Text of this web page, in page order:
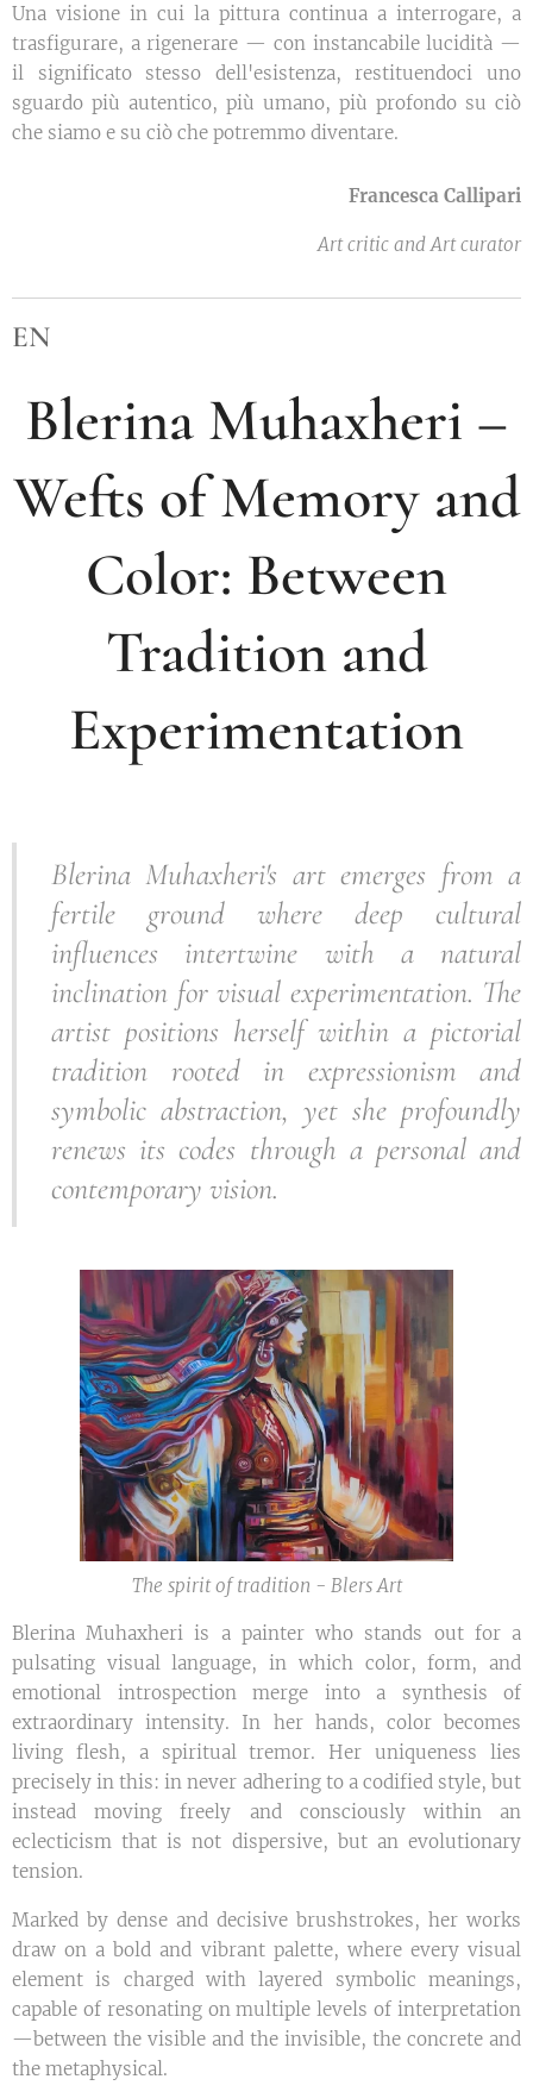
Una visione in cui la pittura continua a interrogare, a
trasfigurare, a rigenerare — con instancabile lucidità —
il significato stesso dell'esistenza, restituendoci uno
sguardo più autentico, più umano, più profondo su ciò
che siamo e su ciò che potremmo diventare.
Francesca Callipari
Art critic and Art curator
EN
Blerina Muhaxheri –
Wefts of Memory and
Color: Between
Tradition and
Experimentation
Blerina Muhaxheri's art emerges from a
fertile ground where deep cultural
influences intertwine with a natural
inclination for visual experimentation. The
artist positions herself within a pictorial
tradition rooted in expressionism and
symbolic abstraction, yet she profoundly
renews its codes through a personal and
contemporary vision.
The spirit of tradition - Blers Art
Blerina Muhaxheri is a painter who stands out for a
pulsating visual language, in which color, form, and
emotional introspection merge into a synthesis of
extraordinary intensity. In her hands, color becomes
living flesh, a spiritual tremor. Her uniqueness lies
precisely in this: in never adhering to a codified style, but
instead moving freely and consciously within an
eclecticism that is not dispersive, but an evolutionary
tension.
Marked by dense and decisive brushstrokes, her works
draw on a bold and vibrant palette, where every visual
element is charged with layered symbolic meanings,
capable of resonating on multiple levels of interpretation
—between the visible and the invisible, the concrete and
the metaphysical.